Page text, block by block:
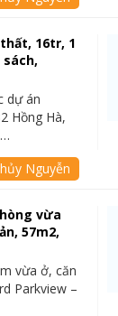
16tr, 1
dự án
Hồng Hà,
Nguyễn
vừa
57m2,
vừa ở, căn
Parkview –